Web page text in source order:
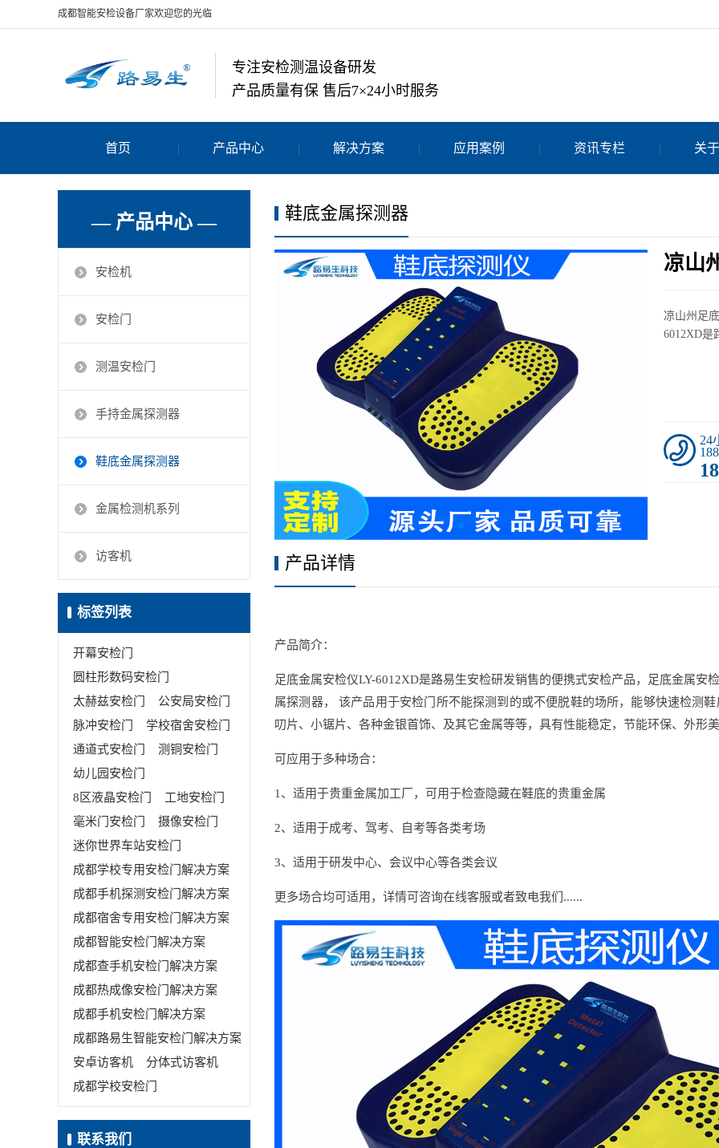
成都智能安检设备厂家欢迎您的光临
专注安检测温设备研发
产品质量有保 售后7×24小时服务
首页 产品中心 解决方案 应用案例 资讯专栏 关
— 产品中心 —
安检机
安检门
测温安检门
手持金属探测器
鞋底金属探测器
金属检测机系列
访客机
标签列表
开幕安检门
圆柱形数码安检门
太赫兹安检门
公安局安检门
脉冲安检门
学校宿舍安检门
通道式安检门
测铜安检门
幼儿园安检门
8区液晶安检门
工地安检门
毫米门安检门
摄像安检门
迷你世界车站安检门
成都学校专用安检门解决方案
成都手机探测安检门解决方案
成都宿舍专用安检门解决方案
成都智能安检门解决方案
成都查手机安检门解决方案
成都热成像安检门解决方案
成都手机安检门解决方案
成都路易生智能安检门解决方案
安卓访客机
分体式访客机
成都学校安检门
联系我们
鞋底金属探测器
凉山
凉山州足
6012XD是
24
产品详情
产品简介：
足底金属安检仪LY-6012XD是路易生安检研发销售的便携式安检产品，足底金属安
属探测器， 该产品用于安检门所不能探测到的或不便脱鞋的场所，能够快速检测
叨片、小锯片、各种金银首饰、及其它金属等等，具有性能稳定，节能环保、外形
可应用于多种场合：
1、适用于贵重金属加工厂，可用于检查隐藏在鞋底的贵重金属
2、适用于成考、驾考、自考等各类考场
3、适用于研发中心、会议中心等各类会议
更多场合均可适用，详情可咨询在线客服或者致电我们......